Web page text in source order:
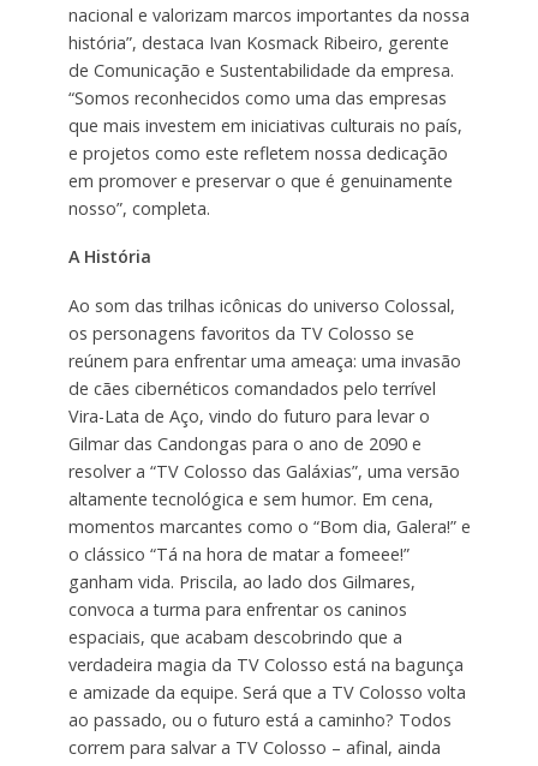
nacional e valorizam marcos importantes da nossa
história”, destaca Ivan Kosmack Ribeiro, gerente
de Comunicação e Sustentabilidade da empresa.
“Somos reconhecidos como uma das empresas
que mais investem em iniciativas culturais no país,
e projetos como este refletem nossa dedicação
em promover e preservar o que é genuinamente
nosso”, completa.
A História
Ao som das trilhas icônicas do universo Colossal,
os personagens favoritos da TV Colosso se
reúnem para enfrentar uma ameaça: uma invasão
de cães cibernéticos comandados pelo terrível
Vira-Lata de Aço, vindo do futuro para levar o
Gilmar das Candongas para o ano de 2090 e
resolver a “TV Colosso das Galáxias”, uma versão
altamente tecnológica e sem humor. Em cena,
momentos marcantes como o “Bom dia, Galera!” e
o clássico “Tá na hora de matar a fomeee!”
ganham vida. Priscila, ao lado dos Gilmares,
convoca a turma para enfrentar os caninos
espaciais, que acabam descobrindo que a
verdadeira magia da TV Colosso está na bagunça
e amizade da equipe. Será que a TV Colosso volta
ao passado, ou o futuro está a caminho? Todos
correm para salvar a TV Colosso – afinal, ainda